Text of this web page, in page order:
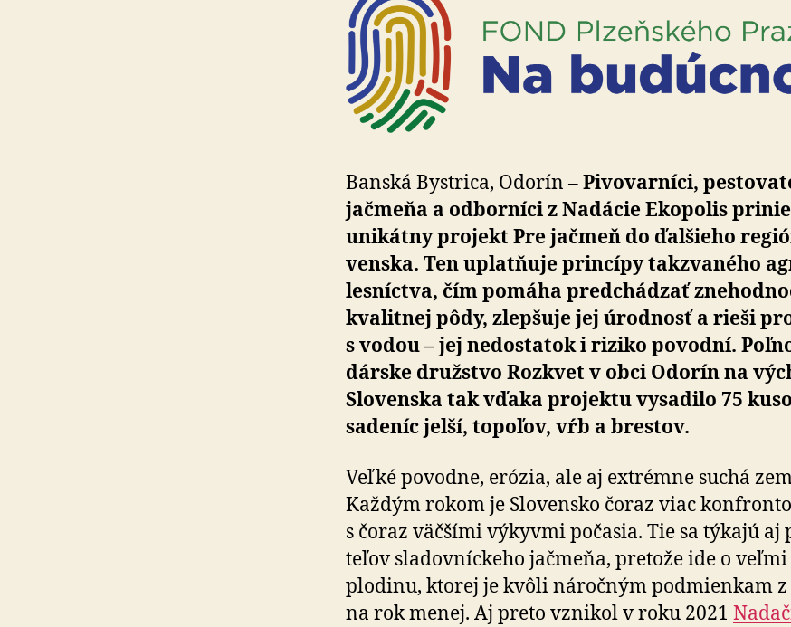
Banská Bystrica, Odorín –Pivovarníci,
jačmeňa a odborníci z Nadácie Ekopolis
unikátny projekt Pre jačmeň do ďalšieho
venska. Ten uplatňuje princípy tak­zva­ného
lesníctva, čím pomáha pred­chá­dzať
kva­lit­nej pôdy, zlepšuje jej úrodnosť a rieši
s vodou – jej ne­dosta­tok i riziko povodní.
dárske družstvo Rozkvet v obci Odorín na
Slo­venska tak vďaka projektu vysadilo 75
sadeníc jelší, topoľov, vŕb a brestov.
Veľké povodne, erózia, ale aj extrémne suchá
Každým rokom je Slovensko čoraz viac
s čoraz väčšími výkyvmi počasia. Tie sa týkajú aj
te­ľov sladovníckeho jačmeňa, pretože ide o
plodinu, ktorej je kvôli náročným podmienkam
na rok menej. Aj preto vznikol v roku 2021